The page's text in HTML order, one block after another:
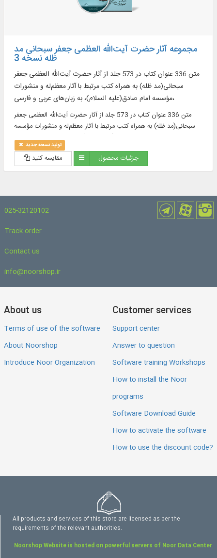
مجموعه آثار حضرت آیت‌الله العظمی جعفر سبحانی مد
ظله نسخه 3
متن 336 عنوان کتاب در 573 جلد از آثار حضرت‌ آیت‌الله العظمی جعفر
سبحانی(مد ظله) به همراه کتب مرتبط با آثار معظم‌له و منشورات
مؤسسه امام صادق(علیه السلام)، به زبان‌های عربی و فارسی،
متن 336 عنوان کتاب در 573 جلد از آثار حضرت‌ آیت‌الله العظمی جعفر
سبحانی(مد ظله) به همراه کتب مرتبط با آثار معظم‌له و منشورات مؤسسه
تولید نسخه جدید
مقایسه کنید جزئیات محصول
025-32120102
Track order
Contact us
info@noorshop.ir
About us
Terms of use of the software
About Noorshop
Introduce Noor Organization
Customer services
Support center
Answer to question
Software training Workshops
How to install the Noor
programs
Software Download Guide
How to activate the software
How to use the discount code?
All products and services of this store are licensed as per the
requirements of the relevant authorities.
Noorshop Website is hosted on powerful servers of Noor Data Center